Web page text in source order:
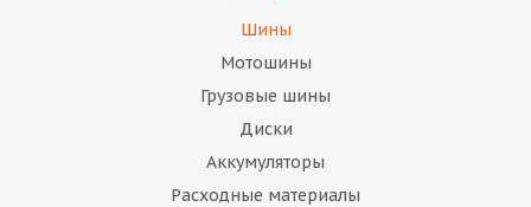
Шины
Мотошины
Грузовые шины
Диски
Аккумуляторы
Расходные материалы